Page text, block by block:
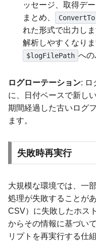
ッセージ、取得デ
まとめ、
れた形式で出力し
解析しやすくなり
$logFilePath への
ログローテーション: ロ
に、日付ベースで新し
期間経過した古いログ
ます。
失敗時再実行
大規模な環境では、一
処理が失敗することが
CSV）に失敗したホス
からその情報に基づい
リプトを再実行する仕